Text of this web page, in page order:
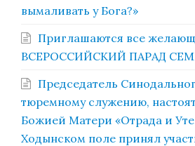
вымаливать у Бога?»
Приглашаются все
ВСЕРОССИЙСКИЙ ПАРАД
Председатель
тюремному служению,
Божией Матери «Отрада и
Ходынском поле принял